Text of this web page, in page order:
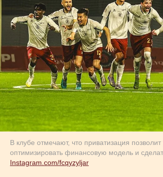
В клубе отмечают, что приватизация
оптимизировать финансовую модель и
Instagram.com/fcqyzyljar